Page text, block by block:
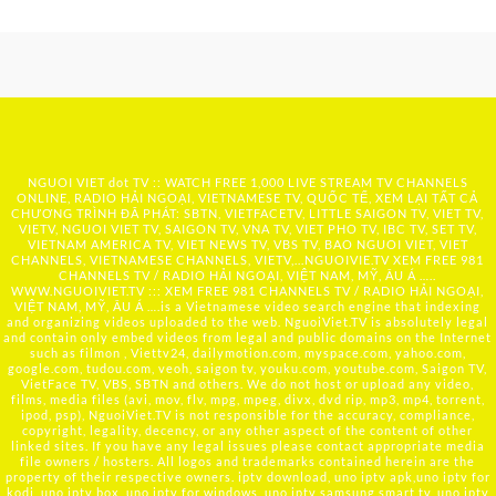
NGUOI VIET dot TV :: WATCH FREE 1,000 LIVE STREAM TV CHANNELS
ONLINE, RADIO HẢI NGOẠI, VIETNAMESE TV, QUỐC TẾ, XEM LẠI TẤT CẢ
CHƯƠNG TRÌNH ĐÃ PHÁT: SBTN, VIETFACETV, LITTLE SAIGON TV, VIET TV,
VIETV, NGUOI VIET TV, SAIGON TV, VNA TV, VIET PHO TV, IBC TV, SET TV,
VIETNAM AMERICA TV, VIET NEWS TV, VBS TV, BAO NGUOI VIET, VIET
CHANNELS, VIETNAMESE CHANNELS, VIETV,... NGUOIVIE.TV XEM FREE 981
CHANNELS TV / RADIO HẢI NGOẠI, VIỆT NAM, MỸ, ÂU Á …..
WWW.NGUOIVIET.TV ::: XEM FREE 981 CHANNELS TV / RADIO HẢI NGOẠI,
VIỆT NAM, MỸ, ÂU Á ….is a Vietnamese video search engine that indexing
and organizing videos uploaded to the web. NguoiViet.TV is absolutely legal
and contain only embed videos from legal and public domains on the Internet
such as filmon , Viettv24, dailymotion.com, myspace.com, yahoo.com,
google.com, tudou.com, veoh, saigon tv, youku.com, youtube.com, Saigon TV,
VietFace TV, VBS, SBTN and others. We do not host or upload any video,
films, media files (avi, mov, flv, mpg, mpeg, divx, dvd rip, mp3, mp4, torrent,
ipod, psp), NguoiViet.TV is not responsible for the accuracy, compliance,
copyright, legality, decency, or any other aspect of the content of other
linked sites. If you have any legal issues please contact appropriate media
file owners / hosters. All logos and trademarks contained herein are the
property of their respective owners. iptv download, uno iptv apk,uno iptv for
kodi, uno iptv box, uno iptv for windows, uno iptv samsung smart tv, uno iptv